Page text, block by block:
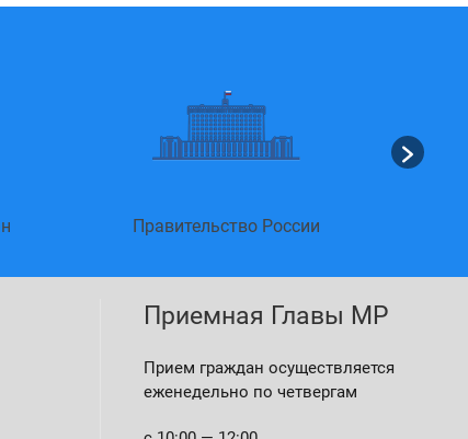
Правительство России
Приемная Главы МР
Прием граждан осуществляется
еженедельно по четвергам